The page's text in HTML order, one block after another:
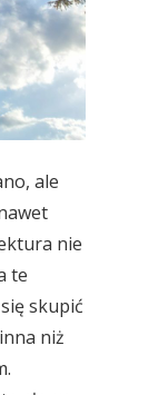
ale
nie
te
skupić
niż